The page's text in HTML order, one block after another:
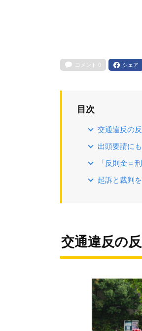
コメント 0 シェア
目次
交通違反の
出頭要請に
「反則金＝
起訴と裁判
交通違反の